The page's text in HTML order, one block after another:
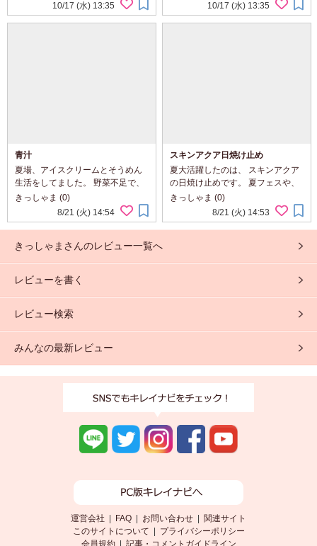
10/17 (水) 13:35
10/17 (水) 13:35
青汁
夏場、アイスクリームとそうめん
生活をしてました。 野菜不足で、
顔にブツブツが、、、 そんなと
き、これを飲み始めました。 野菜
が足りてるぅ～って感じです。 大
きっしゃま (0)
8/21 (火) 14:54
スキンアクア日焼け止め
夏大活躍したのは、 スキンアクア
の日焼け止めです。 夏フェスや、
海や山に行くときは、 アネッサが
おススメですが、 普段出歩くとき
は、このスキンアクアが活躍しま
きっしゃま (0)
8/21 (火) 14:53
きっしゃまさんのレビュー一覧へ
レビューを書く
レビュー検索
みんなの最新レビュー
運営会社 FAQ お問い合わせ
関連サイト
このサイトについて
プライバシーポリシー
会員規約| 記事・コメントガイドライン